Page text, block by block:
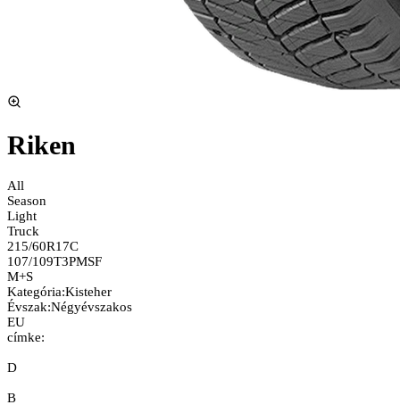
Riken
All
Season
Light
Truck
215/60R17C
107/109T3PMSF
M+S
Kategória:Kisteher
Évszak:Négyévszakos
EU
címke:
D
B